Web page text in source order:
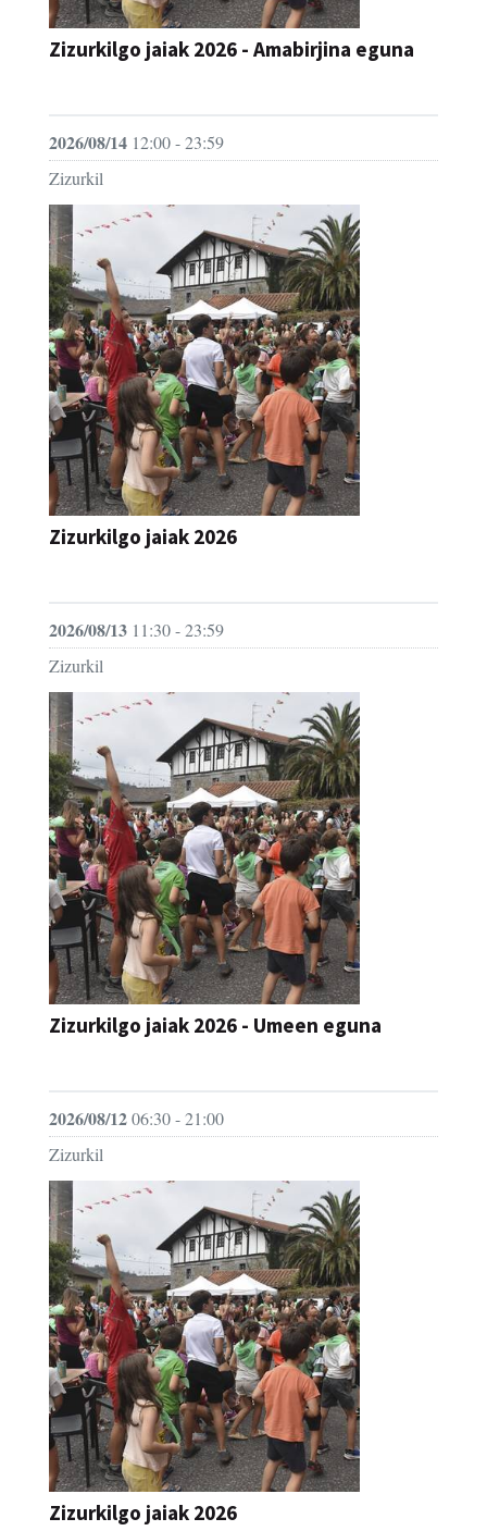
Zizurkilgo jaiak 2026 - Amabirjina eguna
2026/08/14 12:00 - 23:59
Zizurkil
Zizurkilgo jaiak 2026
2026/08/13 11:30 - 23:59
Zizurkil
Zizurkilgo jaiak 2026 - Umeen eguna
2026/08/1206:30 - 21:00
Zizurkil
Zizurkilgo jaiak 2026